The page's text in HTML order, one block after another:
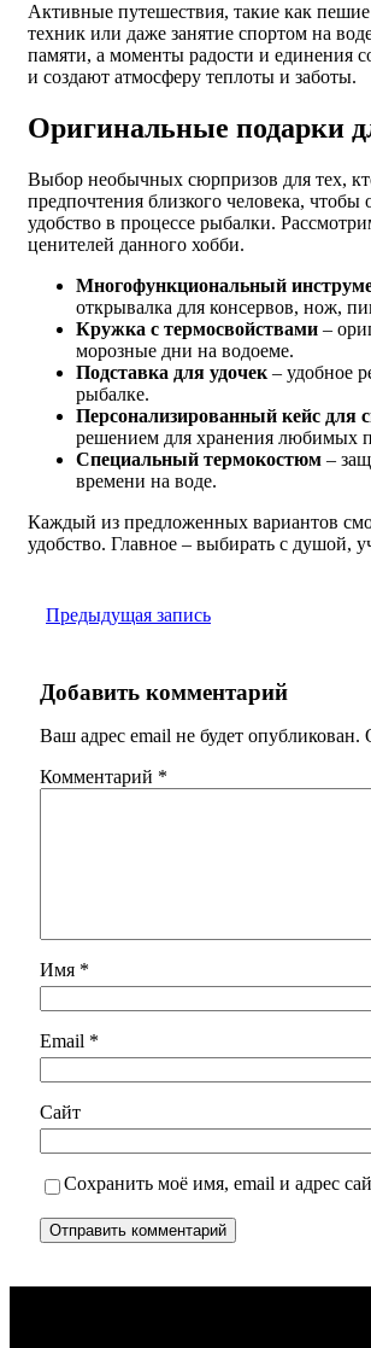
Активные путешествия, такие как
техник или даже занятие спортом на
памяти, а моменты радости и единения
и создают атмосферу теплоты и заботы.
Оригинальные подарки
Выбор необычных сюрпризов для тех,
предпочтения близкого человека, чтобы
удобство в процессе рыбалки.
ценителей данного хобби.
Многофункциональный
открывалка для консервов, нож,
Кружка с термосвойствами –
морозные дни на водоеме.
Подставка для удочек – удобное
рыбалке.
Персонализированный кейс для
решением для хранения любимых
Специальный термокостюм –
времени на воде.
Каждый из предложенных вариантов
удобство. Главное – выбирать с душой,
Предыдущая запись
Добавить комментарий
Ваш адрес email не будет опубликован.
Комментарий *
Имя *
Email *
Сайт
Сохранить моё имя, email и адрес